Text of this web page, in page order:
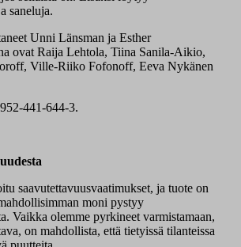
saneluja.
Unni Länsman ja Esther
ovat Raija Lehtola, Tiina Sanila-Aikio,
Ville-Riiko Fofonoff, Eeva Nykänen
441-644-3.
saavutettavuusvaatimukset, ja tuote on
moni pystyy
Vaikka olemme pyrkineet varmistamaan,
on mahdollista, että tietyissä tilanteissa